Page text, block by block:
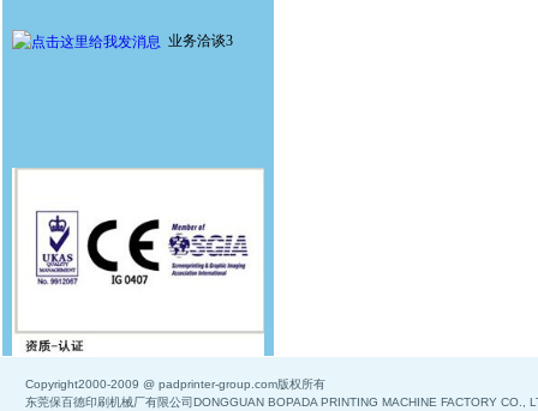
业务洽谈3
Copyright2000-2009 @ padprinter-group.com版权所有
东莞保百德印刷机械厂有限公司DONGGUAN BOPADA PRINTING MACHINE FACTORY CO.,